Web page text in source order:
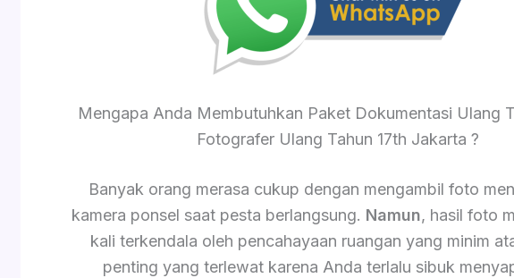
Mengapa Anda Membutuhkan Paket Dokumentasi Ulang
Fotografer Ulang Tahun 17th Jakarta ?
Banyak orang merasa cukup dengan mengambil foto
kamera ponsel saat pesta berlangsung. Namun, hasil foto
kali terkendala oleh pencahayaan ruangan yang minim
penting yang terlewat karena Anda terlalu sibuk